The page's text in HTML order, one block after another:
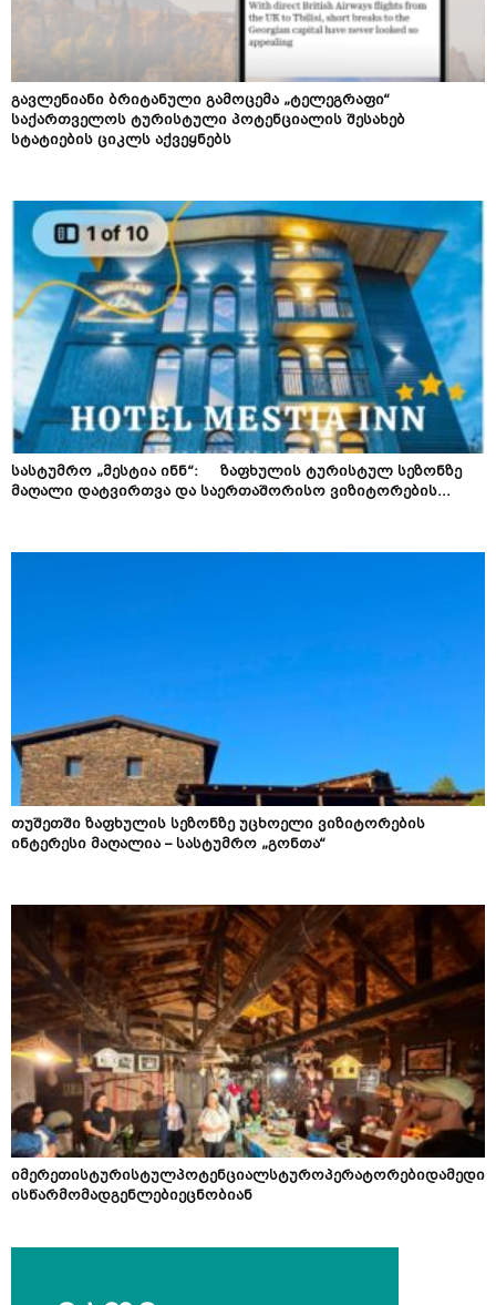
გავლენიანი ბრიტანული გამოცემა „ტელეგრაფი“
საქართველოს ტურისტული პოტენციალის შესახებ
სტატიების ციკლს აქვეყნებს
სასტუმრო „მესტია ინნ“: ზაფხულის ტურისტულ სეზონზე
მაღალი დატვირთვა და საერთაშორისო ვიზიტორების...
თუშეთში ზაფხულის სეზონზე უცხოელი ვიზიტორების
ინტერესი მაღალია – სასტუმრო „გონთა“
იმერეთისტურისტულპოტენციალსტუროპერატორებიდამედი
ისწარმომადგენლებიეცნობიან